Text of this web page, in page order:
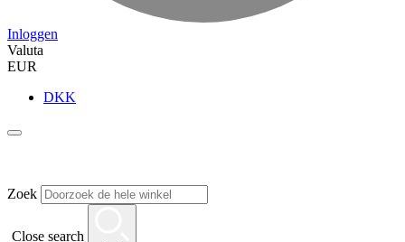
Inloggen
Valuta
EUR
DKK
Zoek
Close search